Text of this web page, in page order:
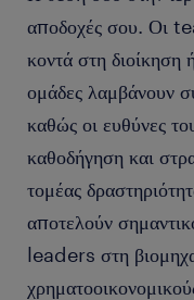
αποδοχές σου. Οι
κοντά στη διοίκηση
ομάδες λαμβάνουν
καθώς οι ευθύνες
καθοδήγηση και
τομέας
αποτελούν
leaders στη